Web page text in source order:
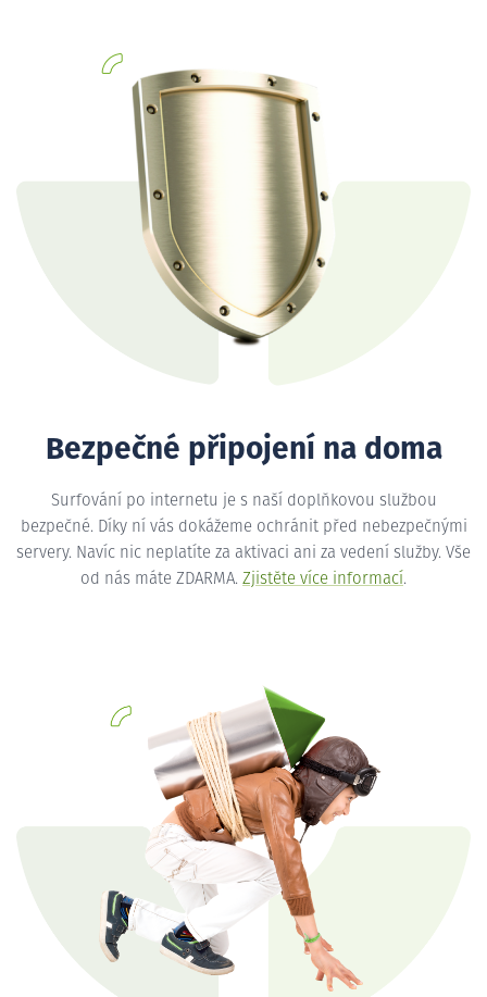
Bezpečné připojení na doma
Surfování po internetu je s naší doplňkovou službou
bezpečné. Díky ní vás dokážeme ochránit před nebezpečnými
servery. Navíc nic neplatíte za aktivaci ani za vedení služby. Vše
od nás máte ZDARMA. Zjistěte více informací.